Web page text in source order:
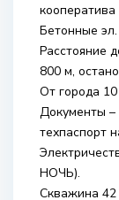
Бетонные
Расстояние
800 м,
От города 10
Документы –
техпаспорт
НОЧЬ).
Скважина 42